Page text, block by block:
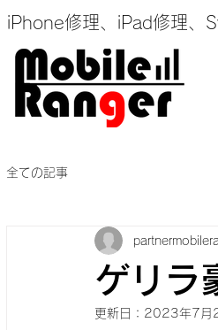
全ての記事
ゲリラ
更新日： 2023年7月
iPhone修理、iPad修理、